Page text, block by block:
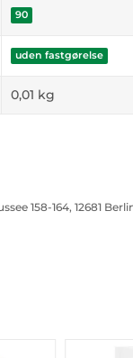
90
uden fastgørelse
0,01 kg
158-164, 12681